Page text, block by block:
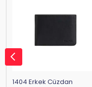
1404 Erkek Cüzdan